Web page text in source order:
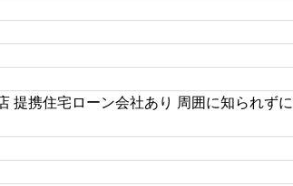
提携住宅ローン会社あり 周囲に知られずに